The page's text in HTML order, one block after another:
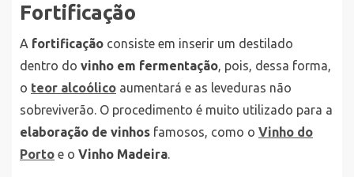
Fortificação
A fortificação consiste em inserir um destilado
dentro do vinho em fermentação, pois, dessa forma,
o teor alcoólico aumentará e as leveduras não
sobreviverão. O procedimento é muito utilizado para a
elaboração de vinhos famosos, como o Vinho do
Porto e o Vinho Madeira.